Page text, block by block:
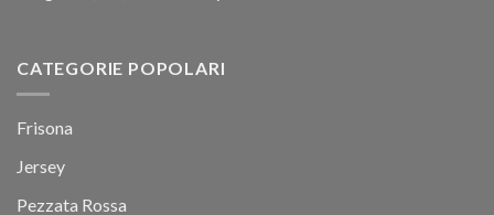
CATEGORIE POPOLARI
Frisona
Jersey
Pezzata Rossa